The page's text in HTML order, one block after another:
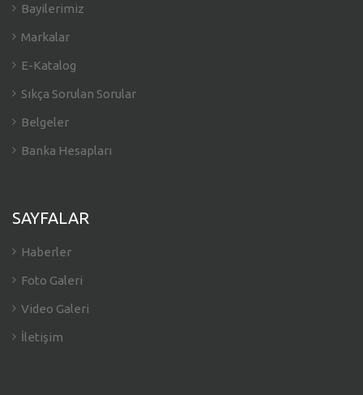
Bayilerimiz
Markalar
E-Katalog
Sıkça Sorulan Sorular
Belgeler
Banka Hesapları
SAYFALAR
Haberler
Foto Galeri
Video Galeri
İletişim